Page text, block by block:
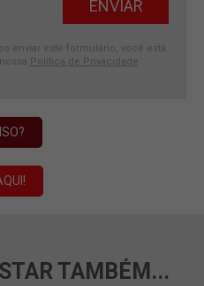
enviar este formulário, você está
Política de Privacidade
TAMBÉM...